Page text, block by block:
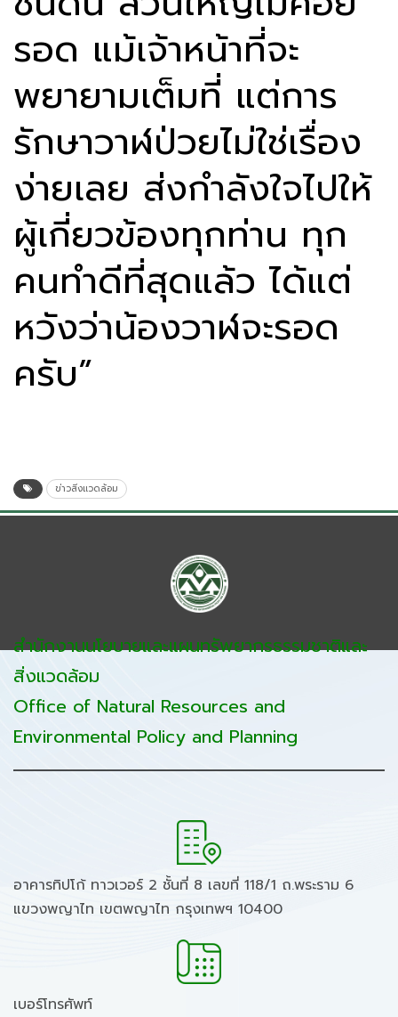
รอด แม้เจ้าหน้าที่จะ
พยายามเต็มที่ แต่การ
รักษาวาฬป่วยไม่ใช่เรื่อง
ง่ายเลย ส่งกำลังใจไปให้
ผู้เกี่ยวข้องทุกท่าน ทุก
คนทำดีที่สุดแล้ว ได้แต่
หวังว่าน้องวาฬจะรอด
ครับ”
ข่าวสิ่งแวดล้อม
สำนักงานนโยบายและแผนทรัพยากรธรรมชาติและ
สิ่งแวดล้อม
Office of Natural Resources and
Environmental Policy and Planning
อาคารทิปโก้ ทาวเวอร์ 2 ชั้นที่ 8 เลขที่ 118/1 ถ.พระราม 6
แขวงพญาไท เขตพญาไท กรุงเทพฯ 10400
เบอร์โทรศัพท์